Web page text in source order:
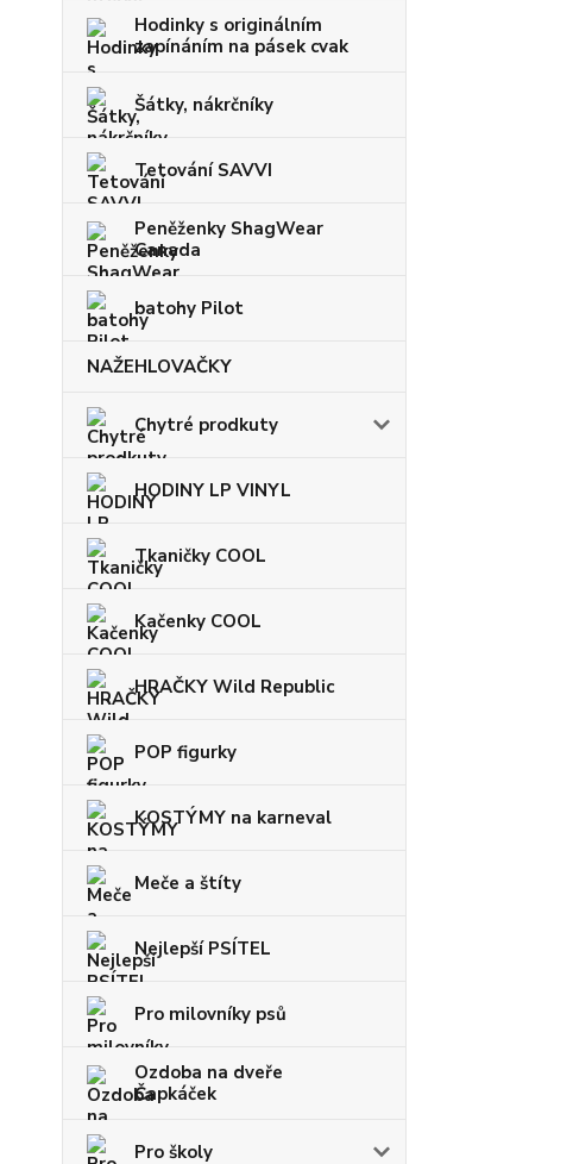
Hodinky s originálním
zapínáním na pásek cvak
Šátky, nákrčníky
Tetování SAVVI
Peněženky ShagWear
Canada
batohy Pilot
NAŽEHLOVAČKY
Chytré prodkuty
HODINY LP VINYL
Tkaničky COOL
Kačenky COOL
HRAČKY Wild Republic
POP figurky
KOSTÝMY na karneval
Meče a štíty
Nejlepší PSÍTEL
Pro milovníky psů
Ozdoba na dveře
Čapkáček
Pro školy